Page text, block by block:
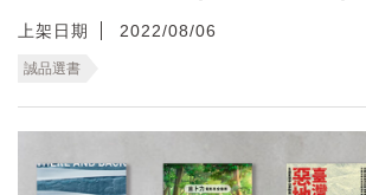
上架日期 2022/08/06
誠品選書